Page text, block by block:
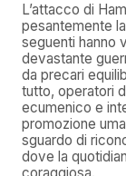
L’attacco di
pesantemente
seguenti hanno
devastante
da precari
tutto, operatori
ecumenico e
promozione
sguardo di
dove la